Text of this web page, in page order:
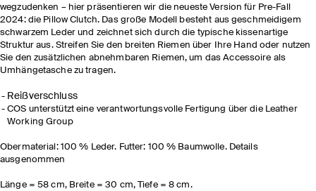
wegzudenken – hier präsentieren wir die neueste Version für Pre-Fall
2024: die Pillow Clutch. Das große Modell besteht aus geschmeidigem
schwarzem Leder und zeichnet sich durch die typische kissenartige
Struktur aus. Streifen Sie den breiten Riemen über Ihre Hand oder nutzen
Sie den zusätzlichen abnehmbaren Riemen, um das Accessoire als
Umhängetasche zu tragen.
Reißverschluss
COS unterstützt eine verantwortungsvolle Fertigung über die Leather
Working Group
Obermaterial: 100 % Leder. Futter: 100 % Baumwolle. Details
ausgenommen
Länge = 58 cm, Breite = 30 cm, Tiefe = 8 cm.